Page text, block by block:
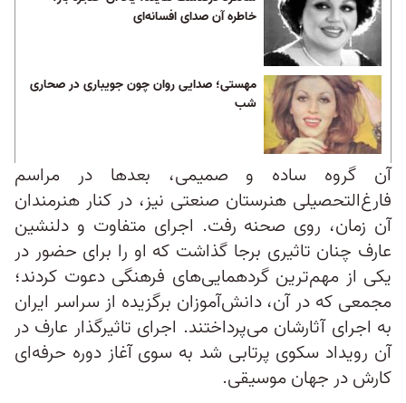
خاطره‌ آن صدای افسانه‌ای
مهستی؛ صدایی روان چون جویباری در صحاری
شب
آن گروه ساده و صمیمی، بعدها در مراسم
فارغ‌التحصیلی هنرستان صنعتی نیز، در کنار هنرمندان
آن زمان، روی صحنه رفت. اجرای متفاوت و دلنشین
عارف چنان تاثیری برجا گذاشت که او را برای حضور در
یکی از مهم‌ترین گردهمایی‌های فرهنگی دعوت کردند؛
مجمعی که در آن، دانش‌آموزان برگزیده از سراسر ایران
به اجرای آثارشان می‌پرداختند. اجرای تاثیرگذار عارف در
آن رویداد سکوی پرتابی شد به سوی آغاز دوره حرفه‌ای
کارش در جهان موسیقی.